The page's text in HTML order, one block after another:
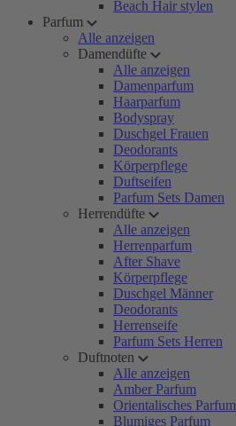
Beach Hair stylen
Parfum
Alle anzeigen
Damendüfte
Alle anzeigen
Damenparfum
Haarparfum
Bodyspray
Duschgel Frauen
Deodorants
Körperpflege
Duftseifen
Parfum Sets Damen
Herrendüfte
Alle anzeigen
Herrenparfum
After Shave
Körperpflege
Duschgel Männer
Deodorants
Herrenseife
Parfum Sets Herren
Duftnoten
Alle anzeigen
Amber Parfum
Orientalisches Parfum
Blumiges Parfum